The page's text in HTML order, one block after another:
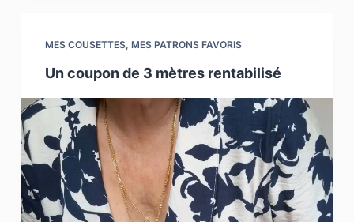
MES COUSETTES, MES PATRONS FAVORIS
Un coupon de 3 mètres rentabilisé